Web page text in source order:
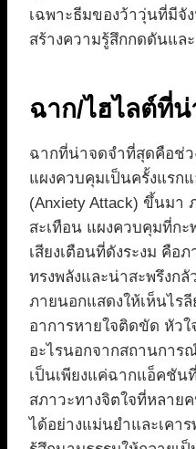
เฉพาะธีมของว้าวุ่นที่มีจั
สร้างความรู้สึกกดดันแล
ฉาก/ไฮไลต์ที่น่
ฉากที่น่าจดจำที่สุดคือช่ว
แผงควบคุมเป็นครั้งแรกแ
(Anxiety Attack) ขึ้นม
สะเทือน แผงควบคุมที่ก
เสียงเตือนที่ดังระงม คือ
ทรงพลังและน่าสะพรึงก
ภายนอกแสดงให้เห็นไร
อาการหายใจติดขัด หัวใ
อะไรนอกจากสถานการ
เป็นเพียงแค่ฉากแอ็คชัน
สภาวะทางจิตใจที่หลาย
ได้อย่างแม่นยำและเคา